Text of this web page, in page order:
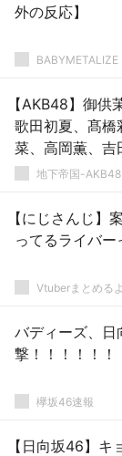
外の反応】
BABYMETALIZE
【AKB48】御供
歌田初夏、髙橋
菜、高岡薫、
のは誰？
地下帝国-
【にじさんじ】
ってるライバ
Vtuberまとめる
バディーズ、日
撃！！！！！！
欅坂46速報
【日向坂46】